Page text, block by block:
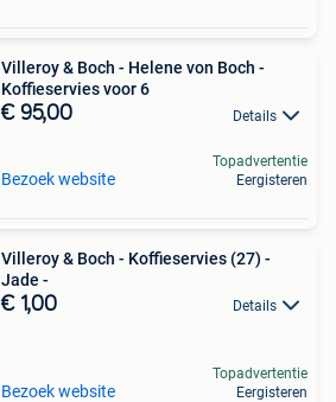
Villeroy & Boch - Helene von Boch -
Koffieservies voor 6
€ 95,00 Details
Bezoek website
Topadvertentie
Eergisteren
Villeroy & Boch - Koffieservies (27) -
Jade -
€ 1,00 Details
Bezoek website
Topadvertentie
Eergisteren